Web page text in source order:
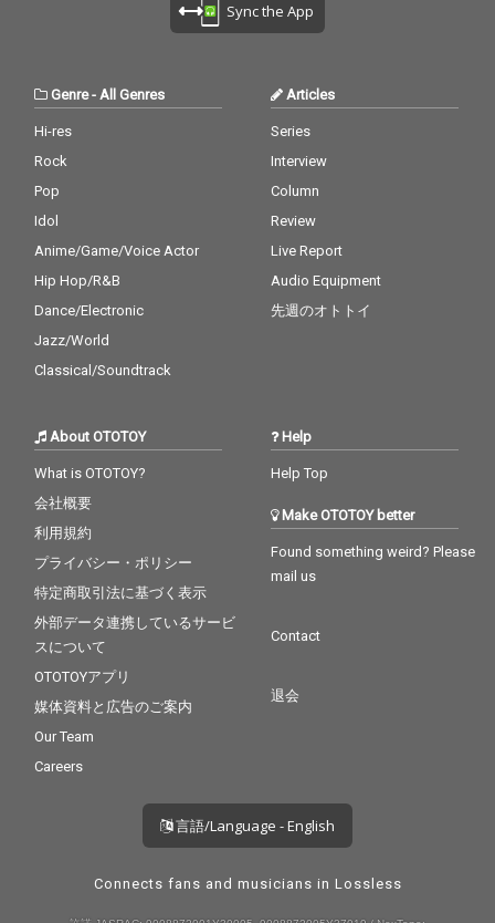
Sync the App
Genre-All Genres
Hi-res
Rock
Pop
Idol
Anime/Game/Voice Actor
Hip Hop/R&B
Dance/Electronic
Jazz/World
Classical/Soundtrack
Articles
Series
Interview
Column
Review
Live Report
Audio Equipment
先週のオトトイ
About OTOTOY
What is OTOTOY?
会社概要
利用規約
プライバシー・ポリシー
特定商取引法に基づく表示
外部データ連携しているサービ
スについて
OTOTOYアプリ
媒体資料と広告のご案内
Our Team
Careers
Help
Help Top
Make OTOTOY better
Found something weird? Please
mail us
Contact
退会
言語/Language - English
Connects fans and musicians in Lossless